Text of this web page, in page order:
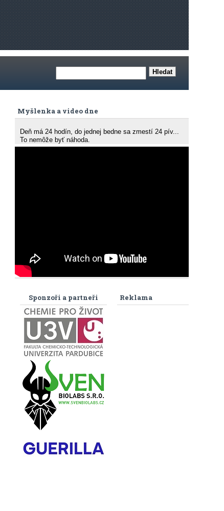
Myšlenka a video dne
Deň má 24 hodín, do jednej bedne sa zmestí 24 pív...
To nemôže byť náhoda.
Reklama
Sponzoři a partneři